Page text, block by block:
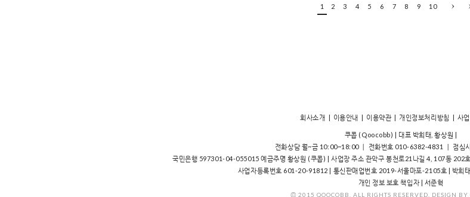
1 2 3 4 5 6 7 8 9 10
회사소개 이용안내 이용약관 개인정보처리방침 사
쿠콥 (Qoocobb) | 대표 박희태, 황상원 |
전화상담 월~금 10:00~18:00 ㅣ 전화번호 010-6382-4831 ㅣ 점심
국민은행 597301-04-055015 예금주명 황상원 (쿠콥) | 사업장 주소 관악구 봉천로21나길 4, 107동 202
사업자등록번호 601-20-91812 | 통신판매업번호 2019-서울마포-2105호 | 박희
개인 정보 보호 책입자 | 서준혁
© 2015 QOOCOBB. ALL RIGHTS RESERVED. DESIGN BY